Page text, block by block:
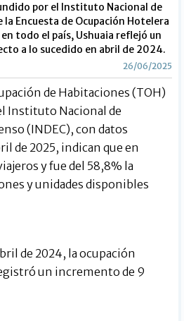
por el Instituto Nacional de
la Encuesta de Ocupación Hotelera
todo el país, Ushuaia reflejó un
a lo sucedido en abril de 2024.
26/06/2025
de Habitaciones (TOH)
Instituto Nacional de
(INDEC), con datos
de 2025, indican que en
y fue del 58,8% la
y unidades disponibles
de 2024, la ocupación
un incremento de 9